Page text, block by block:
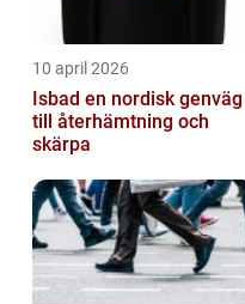
10 april 2026
Isbad en nordisk genväg
till återhämtning och
skärpa